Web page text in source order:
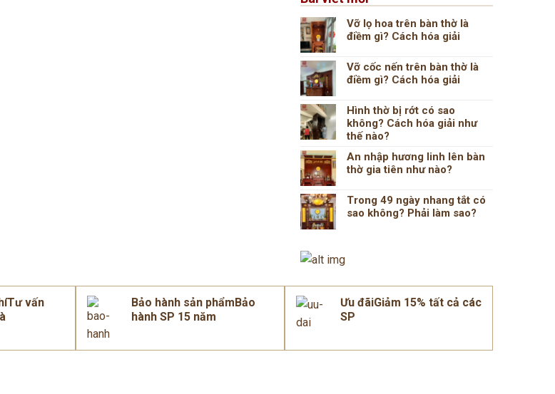
12.000.000₫.
là:
Vỡ lọ hoa trên bàn thờ là
điềm gì? Cách hóa giải
Vỡ cốc nến trên bàn thờ là
điềm gì? Cách hóa giải
Hình thờ bị rớt có sao
không? Cách hóa giải như
thế nào?
An nhập hương linh lên bàn
thờ gia tiên như nào?
Trong 49 ngày nhang tắt có
sao không? Phải làm sao?
vấn
Bảo hành sản phẩmBảo
hành SP 15 năm
Ưu đãiGiảm 15% tất cả các
SP